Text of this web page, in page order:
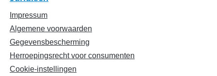
Impressum
Algemene voorwaarden
Gegevensbescherming
Herroepingsrecht voor consumenten
Cookie-instellingen